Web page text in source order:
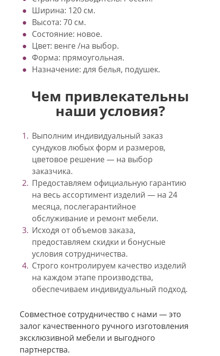
Ширина: 120 см.
Высота: 70 см.
Состояние: новое.
Цвет: венге /на выбор.
Форма: прямоугольная.
Назначение: для белья, подушек.
Чем привлекательны
наши условия?
Выполним индивидуальный заказ
сундуков любых форм и размеров,
цветовое решение — на выбор
заказчика.
Предоставляем официальную гарантию
на весь ассортимент изделий — на 24
месяца, послегарантийное
обслуживание и ремонт мебели.
Исходя от объемов заказа,
предоставляем скидки и бонусные
условия сотрудничества.
Строго контролируем качество изделий
на каждом этапе производства,
обеспечиваем индивидуальный подход.
Совместное сотрудничество с нами — это
залог качественного ручного изготовления
эксклюзивной мебели и выгодного
партнерства.